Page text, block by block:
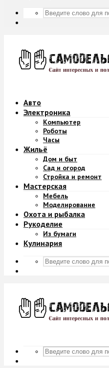
Авто
Электроника
Компьютер
Роботы
Часы
Жильё
Дом и быт
Сад и огород
Стройка и ремонт
Мастерская
Мебель
Моделирование
Охота и рыбалка
Рукоделие
Из бумаги
Кулинария